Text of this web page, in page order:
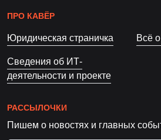
ПРО КАВЁР
Юридическая страничка Всё
Сведения об ИТ-
деятельности и проекте
РАССЫЛОЧКИ
Пишем о новостях и главных